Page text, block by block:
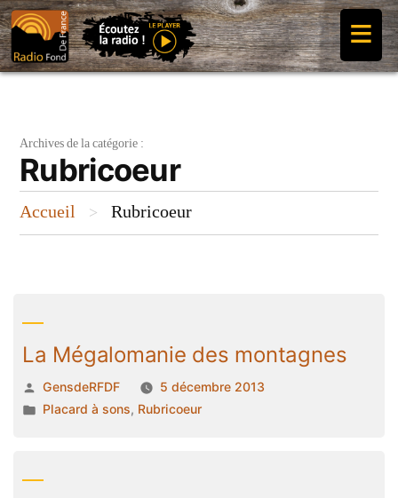
Aller
au
contenu
≡
Archives de la catégorie :
Rubricoeur
Accueil > Rubricoeur
La Mégalomanie des montagnes
Publié
par
GensdeRFDF
5 décembre 2013
Publié
Placard à sons, Rubricoeur